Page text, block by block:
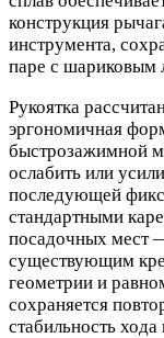
конструкция
инструмента,
паре с
Рукоятка
эргономичная
быстрозажимной
ослабить или
последующей
стандартными
посадочных мест
существующим
геометрии и
сохраняется
стабильность